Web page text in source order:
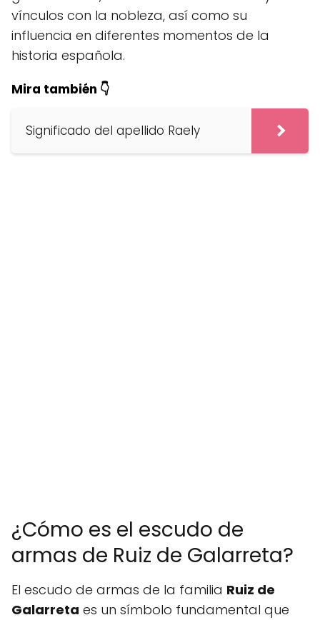
vínculos con la nobleza, así como su
influencia en diferentes momentos de la
historia española.
Mira también 👇
Significado del apellido Raely
¿Cómo es el escudo de
armas de Ruiz de Galarreta?
El escudo de armas de la familia Ruiz de
Galarreta es un símbolo fundamental que